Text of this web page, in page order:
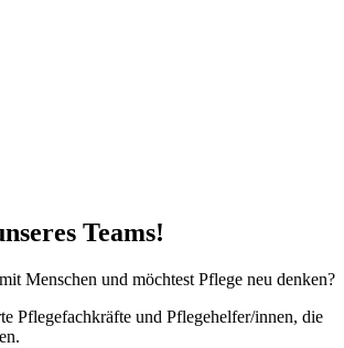
Teams!
Menschen und möchtest Pflege neu denken?
Pflegefachkräfte und Pflegehelfer/innen, die